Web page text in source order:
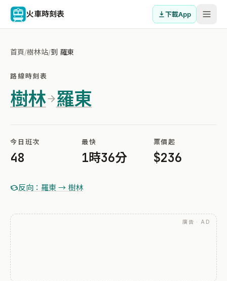
火車時刻表 下載App
首頁/樹林站/到 羅東
路線時刻表
樹林 羅東
今日班次
48
最快
1時36分
票價起
$236
反向：羅東 → 樹林
廣告 · AD